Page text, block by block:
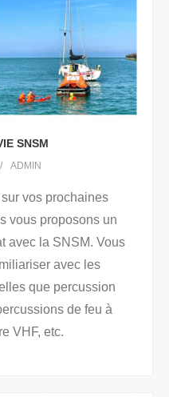
SNSM
ADMIN
vos prochaines
vous proposons un
avec la SNSM. Vous
avec les
que percussion
de feu à
VHF, etc.